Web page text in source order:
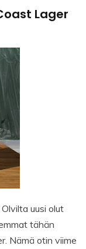
Lager
uusi olut
tähän
Nämä otin viime